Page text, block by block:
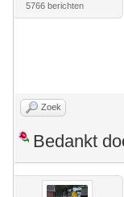
5766 berichten
Zoek
Bedankt